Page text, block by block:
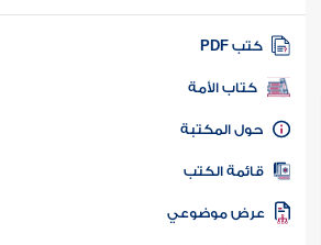
كتب PDF
كتاب الأمة
المكتبة
الكتب